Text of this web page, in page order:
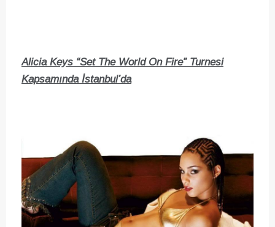
Alicia Keys “Set The World On Fire” Turnesi
Kapsamında İstanbul’da